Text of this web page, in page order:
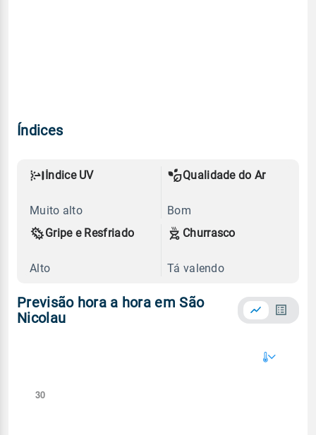
Índices
Índice UV
Muito alto
Qualidade do Ar
Bom
Gripe e Resfriado
Alto
Churrasco
Tá valendo
Previsão hora a hora em São
Nicolau